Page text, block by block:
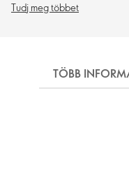
Tudj meg többet
TÖBB